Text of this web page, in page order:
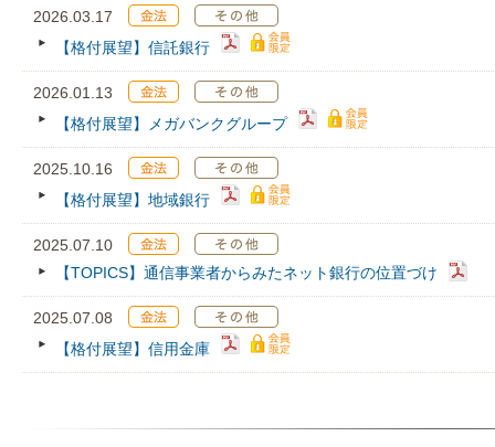
2026.03.17
【格付展望】信託銀行
2026.01.13
【格付展望】メガバンクグループ
2025.10.16
【格付展望】地域銀行
2025.07.10
【TOPICS】通信事業者からみたネット銀行の位置づけ
2025.07.08
【格付展望】信用金庫